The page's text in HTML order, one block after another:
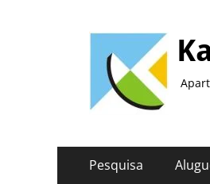
Menu
para
Pesquisa